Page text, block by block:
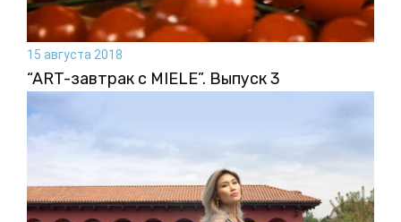
15 августа 2018
“ART-завтрак с MIELE”. Выпуск 3